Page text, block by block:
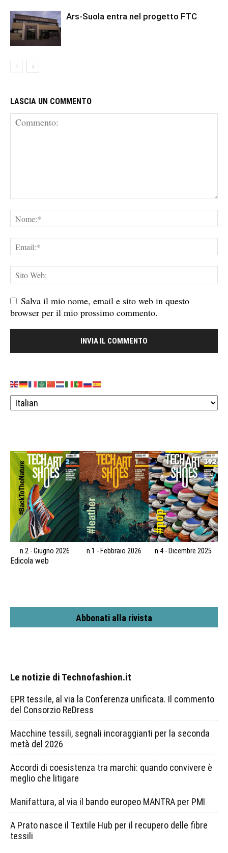
Ars-Suola entra nel progetto FTC
LASCIA UN COMMENTO
Salva il mio nome, email e sito web in questo
browser per il mio prossimo commento.
n.2 - Giugno 2026 n.1 - Febbraio 2026 n.4 - Dicembre 2025
Edicola web
Abbonati alla rivista
Le notizie di Technofashion.it
EPR tessile, al via la Conferenza unificata. Il commento
del Consorzio ReDress
Macchine tessili, segnali incoraggianti per la seconda
metà del 2026
Accordi di coesistenza tra marchi: quando convivere è
meglio che litigare
Manifattura, al via il bando europeo MANTRA per PMI
A Prato nasce il Textile Hub per il recupero delle fibre
tessili